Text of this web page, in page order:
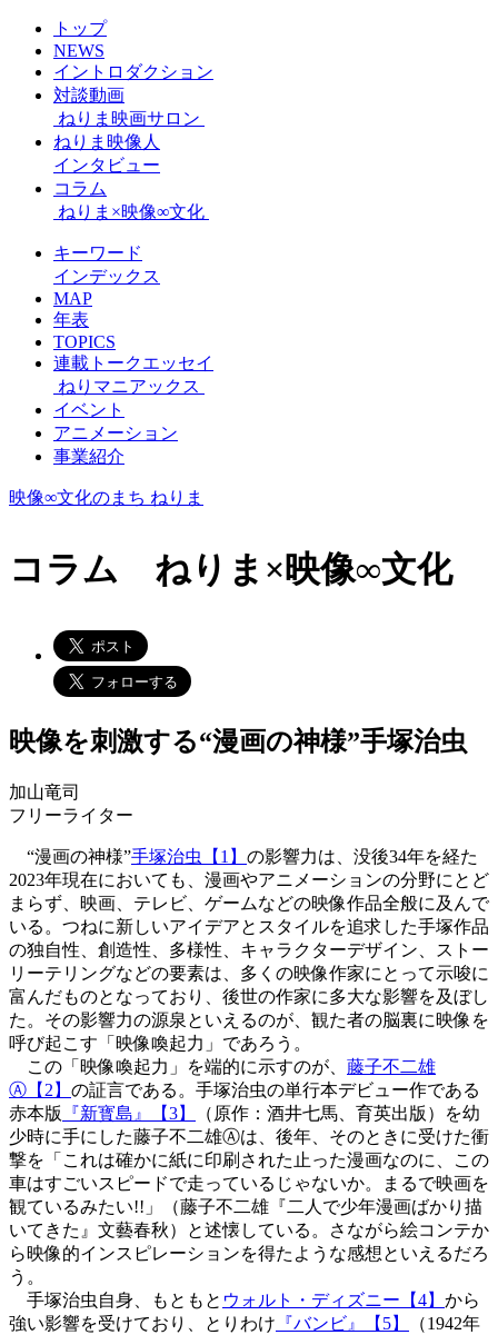
トップ
NEWS
イントロダクション
対談動画
ねりま映画サロン
ねりま映像人
インタビュー
コラム
ねりま×映像∞文化
キーワード
インデックス
MAP
年表
TOPICS
連載トークエッセイ
ねりマニアックス
イベント
アニメーション
事業紹介
映像∞文化のまち ねりま
コラム ねりま×映像∞文化
映像を刺激する“漫画の神様”手塚治虫
加山竜司
フリーライター
“漫画の神様”手塚治虫【1】 の影響力は、没後34年を経た
2023年現在においても、漫画やアニメーションの分野にとど
まらず、映画、テレビ、ゲームなどの映像作品全般に及んで
いる。つねに新しいアイデアとスタイルを追求した手塚作品
の独自性、創造性、多様性、キャラクターデザイン、ストー
リーテリングなどの要素は、多くの映像作家にとって示唆に
富んだものとなっており、後世の作家に多大な影響を及ぼし
た。その影響力の源泉といえるのが、観た者の脳裏に映像を
呼び起こす「映像喚起力」であろう。
この「映像喚起力」を端的に示すのが、 藤子不二雄
Ⓐ【2】 の証言である。手塚治虫の単行本デビュー作である
赤本版
『新寳島』【3】
（原作：酒井七馬、育英出版）を幼
少時に手にした藤子不二雄Ⓐは、後年、そのときに受けた衝
撃を「これは確かに紙に印刷された止った漫画なのに、この
車はすごいスピードで走っているじゃないか。まるで映画を
観ているみたい!!」（藤子不二雄『二人で少年漫画ばかり描
いてきた』文藝春秋）と述懐している。さながら絵コンテか
ら映像的インスピレーションを得たような感想といえるだろ
う。
手塚治虫自身、もともと ウォルト・ディズニー【4】 から
強い影響を受けており、とりわけ 『バンビ』【5】
（1942年